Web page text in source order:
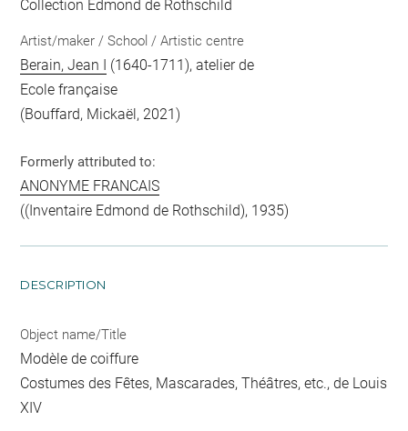
Collection Edmond de Rothschild
Artist/maker / School / Artistic centre
Berain, Jean I
(1640-1711), atelier de
Ecole française
(Bouffard, Mickaël, 2021)
Formerly attributed to:
ANONYME FRANCAIS
((Inventaire Edmond de Rothschild), 1935)
DESCRIPTION
Object name/Title
Modèle de coiffure
Costumes des Fêtes, Mascarades, Théâtres, etc., de Louis
XIV